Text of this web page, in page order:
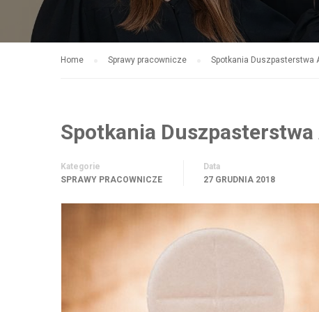
Home Sprawy pracownicze Spotkania Duszpasterstwa
Spotkania
Kategorie
SPRAWY PRACOWNICZE
Data
27 GRUDNIA 2018